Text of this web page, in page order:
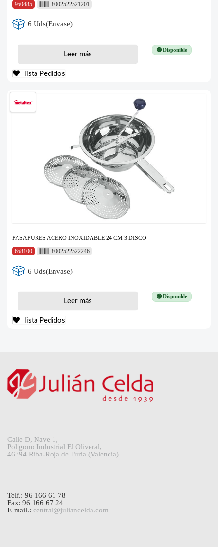
950485
8002522521201
6 Uds(Envase)
🟢 Disponible
Leer más
lista Pedidos
PASAPURES ACERO INOXIDABLE 24 CM 3 DISCO
658100
8002522522246
6 Uds(Envase)
🟢 Disponible
Leer más
lista Pedidos
Calle D, Nave 1,
Polígono Industrial El Oliveral,
46394 Riba-Roja de Turia (Valencia)
Telf.: 96 166 61 78
Fax: 96 166 67 24
E-mail.: central@juliancelda.com